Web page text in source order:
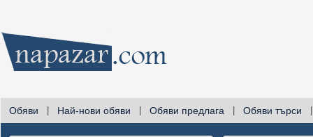
Обяви Най-нови обяви Обяви предлага Обяви търси